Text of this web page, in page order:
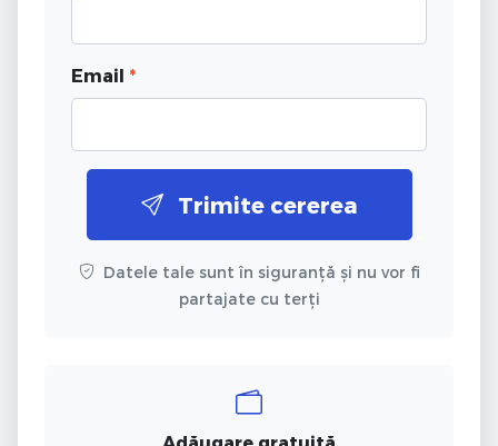
Email *
Trimite cererea
Datele tale sunt în siguranță și nu vor fi
partajate cu terți
Adăugare gratuită